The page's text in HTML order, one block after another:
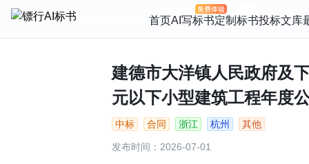
首页AI写标书定制标书投标文库
建德市大洋镇人民政府及
元以下小型建筑工程年度
中标 合同 浙江 杭州 其他
发布时间：2026-07-01